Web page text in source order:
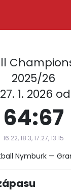
2025/26
1. 2026 od
64:67
16:22, 18:3, 17:27, 13:15
Nymburk —